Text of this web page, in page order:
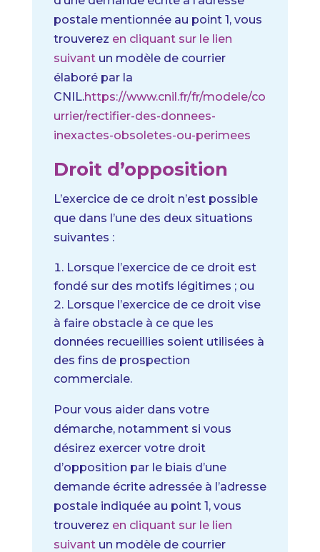
postale mentionnée au point 1, vous
trouverez en cliquant sur le lien
suivantun modèle de courrier
élaboré par la
CNIL.https://www.cnil.fr/fr/modele/co
urrier/rectifier-des-donnees-
inexactes-obsoletes-ou-perimees
Droit d’opposition
L’exercice de ce droit n’est possible
que dans l’une des deux situations
suivantes :
Lorsque l’exercice de ce droit est
fondé sur des motifs légitimes ; ou
Lorsque l’exercice de ce droit vise
à faire obstacle à ce que les
données recueillies soient utilisées à
des fins de prospection
commerciale.
Pour vous aider dans votre
démarche, notamment si vous
désirez exercer votre droit
d’opposition par le biais d’une
demande écrite adressée à l’adresse
postale indiquée au point 1, vous
trouverez en cliquant sur le lien
suivantun modèle de courrier